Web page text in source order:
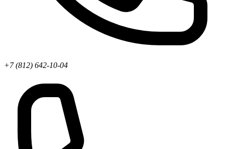
+7 (812) 642-10-04